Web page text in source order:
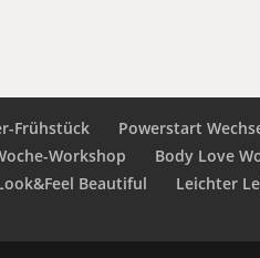
Frühstück
Powerstart
Workshop
Body Love
Beautiful
Leichter